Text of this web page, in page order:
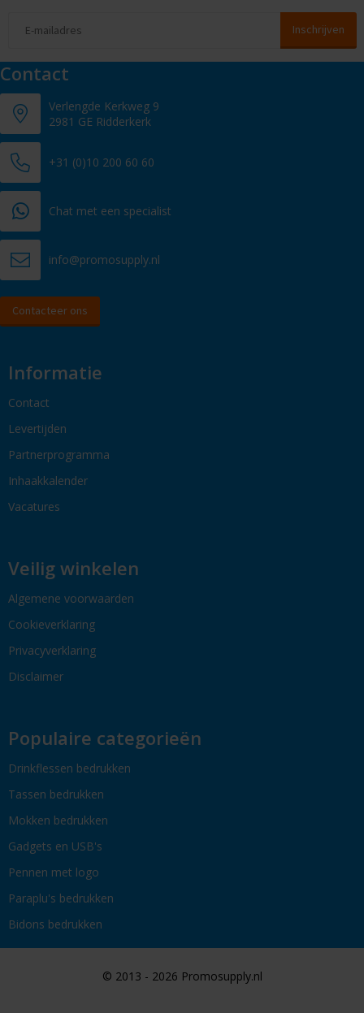
Contact
Verlengde Kerkweg 9
2981 GE Ridderkerk
+31 (0)10 200 60 60
Chat met een specialist
info@promosupply.nl
Contacteer ons
Informatie
Contact
Levertijden
Partnerprogramma
Inhaakkalender
Vacatures
Veilig winkelen
Algemene voorwaarden
Cookieverklaring
Privacyverklaring
Disclaimer
Populaire categorieën
Drinkflessen bedrukken
Tassen bedrukken
Mokken bedrukken
Gadgets en USB's
Pennen met logo
Paraplu's bedrukken
Bidons bedrukken
© 2013 - 2026 Promosupply.nl